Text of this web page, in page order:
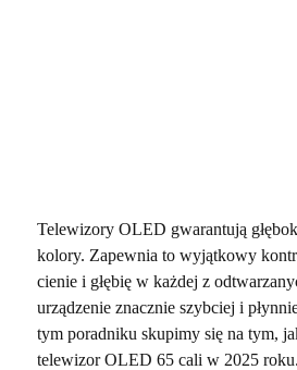
Telewizory OLED gwarantują
kolory. Zapewnia to wyjątkowy
cienie i głębię w każdej z
urządzenie znacznie szybciej i
tym poradniku skupimy się na tym,
telewizor OLED 65 cali w 2025 roku.